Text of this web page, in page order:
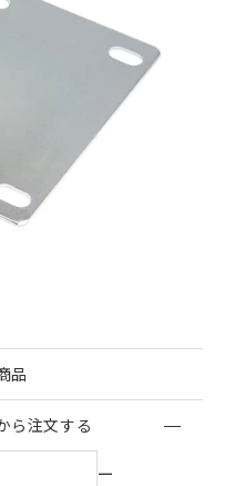
貨・その他
品
ら注文する
ー